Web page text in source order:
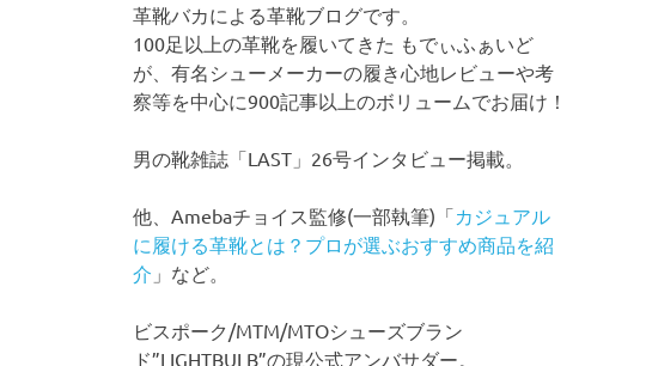
革靴バカによる革靴ブログです。
100足以上の革靴を履いてきた もでぃふぁいど
が、有名シューメーカーの履き心地レビューや考
察等を中心に900記事以上のボリュームでお届け！
男の靴雑誌「LAST」26号インタビュー掲載。
他、Amebaチョイス監修(一部執筆)「カジュアル
に履ける革靴とは？プロが選ぶおすすめ商品を紹
介 」など。
ビスポーク/MTM/MTOシューズブラン
ド”LIGHTBULB”の現公式アンバサダー。